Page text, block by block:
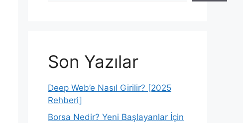
Son Yazılar
Deep Web’e Nasıl Girilir? [2025
Rehberi]
Borsa Nedir? Yeni Başlayanlar İçin